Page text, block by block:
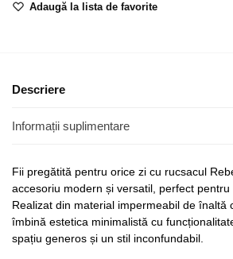
Adaugă la lista de favorite
Descriere
Informații suplimentare
Fii pregătită pentru orice zi cu rucsacul
accesoriu modern și versatil, perfect pentru
Realizat din material impermeabil de înaltă
îmbină estetica minimalistă cu
spațiu generos și un stil inconfundabil.